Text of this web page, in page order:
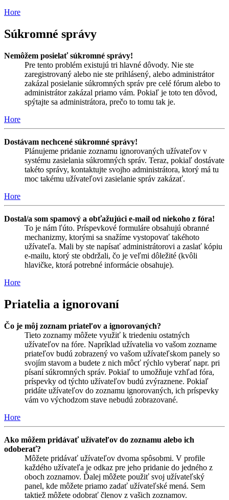
Hore
Súkromné správy
Nemôžem posielať súkromné správy!
Pre tento problém existujú tri hlavné dôvody. Nie ste
zaregistrovaný alebo nie ste prihlásený, alebo administrátor
zakázal posielanie súkromných správ pre celé fórum alebo to
administrátor zakázal priamo vám. Pokiaľ je toto ten dôvod,
spýtajte sa administrátora, prečo to tomu tak je.
Hore
Dostávam nechcené súkromné správy!
Plánujeme pridanie zoznamu ignorovaných užívateľov v
systému zasielania súkromných správ. Teraz, pokiaľ dostávate
takéto správy, kontaktujte svojho administrátora, ktorý má tu
moc takému užívateľovi zasielanie správ zakázať.
Hore
Dostal/a som spamový a obťažujúci e-mail od niekoho z fóra!
To je nám ľúto. Príspevkové formuláre obsahujú obranné
mechanizmy, ktorými sa snažíme vystopovať takéhoto
užívateľa. Mali by ste napísať administrátorovi a zaslať kópiu
e-mailu, ktorý ste obdržali, čo je veľmi dôležité (kvôli
hlavičke, ktorá potrebné informácie obsahuje).
Hore
Priatelia a ignorovaní
Čo je môj zoznam priateľov a ignorovaných?
Tieto zoznamy môžete využiť k triedeniu ostatných
užívateľov na fóre. Napríklad užívatelia vo vašom zozname
priateľov budú zobrazený vo vašom užívateľskom panely so
svojím stavom a budete z nich môcť rýchlo vyberať napr. pri
písaní súkromných správ. Pokiaľ to umožňuje vzhľad fóra,
príspevky od týchto užívateľov budú zvýraznene. Pokiaľ
pridáte užívateľov do zoznamu ignorovaných, ich príspevky
vám vo východzom stave nebudú zobrazované.
Hore
Ako môžem pridávať užívateľov do zoznamu alebo ich
odoberať?
Môžete pridávať užívateľov dvoma spôsobmi. V profile
každého užívateľa je odkaz pre jeho pridanie do jedného z
oboch zoznamov. Ďalej môžete použiť svoj užívateľský
panel, kde môžete priamo zadať užívateľské mená. Sem
taktiež môžete odobrať členov z vašich zoznamov.